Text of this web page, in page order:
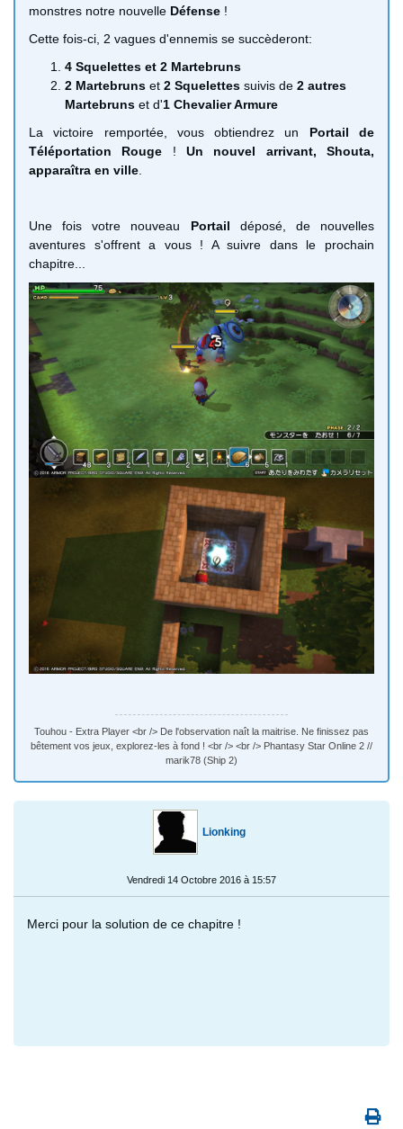
monstres notre nouvelle Défense !
Cette fois-ci, 2 vagues d'ennemis se succèderont:
4 Squelettes et 2 Martebruns
2 Martebruns et 2 Squelettes suivis de 2 autres
Martebruns et d'1 Chevalier Armure
La victoire remportée, vous obtiendrez un Portail de
Téléportation Rouge !Un nouvel arrivant, Shouta,
apparaîtra en ville
Une fois votre nouveau Portail déposé, de nouvelles
aventures s'offrent a vous ! A suivre dans le prochain
chapitre...
Touhou - Extra Player <br /> De l'observation naît la maitrise. Ne finissez pas
bêtement vos jeux, explorez-les à fond ! <br /> <br /> Phantasy Star Online 2 //
marik78 (Ship 2)
Lionking
Vendredi 14 Octobre 2016 à 15:57
Merci pour la solution de ce chapitre !